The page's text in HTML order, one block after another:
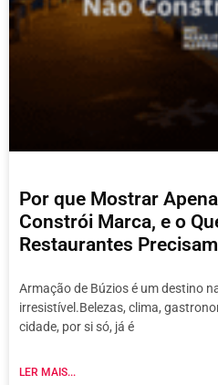
Por que Mostrar
Constrói Marca, e o
Restaurantes
Armação de Búzios é um destino
irresistível.Belezas, clima,
cidade, por si só, já é
LER MAIS...